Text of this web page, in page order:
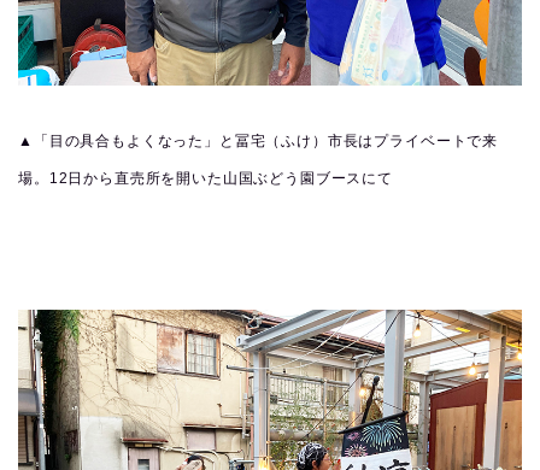
▲「目の具合もよくなった」と冨宅（ふけ）市長はプライベートで来
場。12日から直売所を開いた山国ぶどう園ブースにて